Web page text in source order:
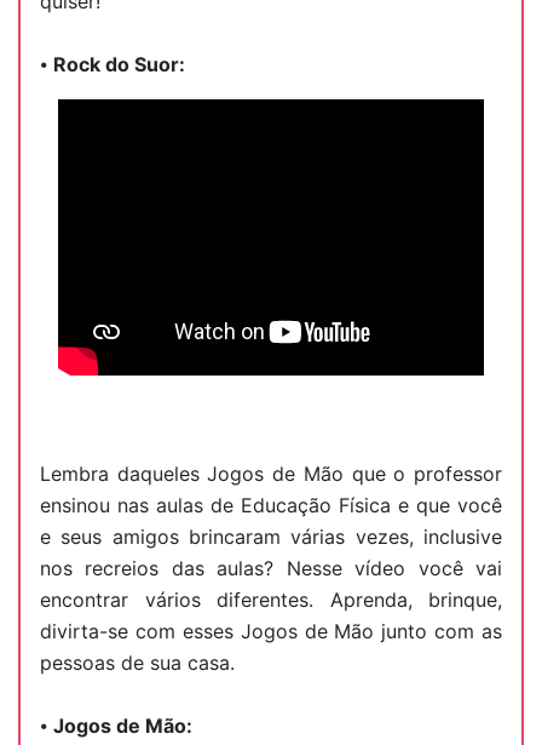
⦁ Rock do Suor:
Lembra daqueles Jogos de Mão que o professor
ensinou nas aulas de Educação Física e que você
e seus amigos brincaram várias vezes, inclusive
nos recreios das aulas? Nesse vídeo você vai
encontrar vários diferentes. Aprenda, brinque,
divirta-se com esses Jogos de Mão junto com as
pessoas de sua casa.
⦁ Jogos de Mão: